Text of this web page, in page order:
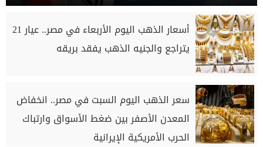
أسعار الذهب اليوم الأربعاء في مصر.. عيار 21
يتراجع والجنيه الذهب يفقد بريقه
سعر الذهب اليوم السبت في مصر.. انخفاض
المعدن الأصفر بين ضغط الأسواق وارتباك
الحرب الأمريكية الإيرانية